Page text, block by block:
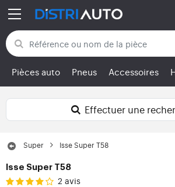
Retour aux catégories
Pièces auto Pneus Accessoires
Effectuer une
Super Isse Super T58
Isse Super T58
2 avis